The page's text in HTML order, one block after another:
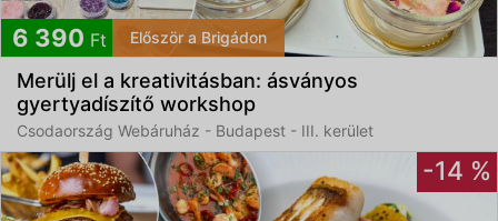
6 390 Ft Először a Brigádon
Merülj el a kreativitásban: ásványos
gyertyadíszítő workshop
Csodaország Webáruház - Budapest - III. kerület
-14 %